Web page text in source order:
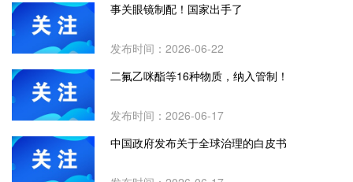
事关眼镜制配！国家出手了
发布时间：2026-06-22
二氟乙咪酯等16种物质，纳入管制！
发布时间：2026-06-17
中国政府发布关于全球治理的白皮书